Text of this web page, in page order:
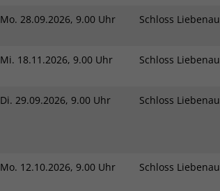
Mo. 28.09.2026, 9.00 Uhr Schloss Liebenau
Mi. 18.11.2026, 9.00 Uhr Schloss Liebenau
Di. 29.09.2026, 9.00 Uhr Schloss Liebenau
Mo. 12.10.2026, 9.00 Uhr Schloss Liebenau